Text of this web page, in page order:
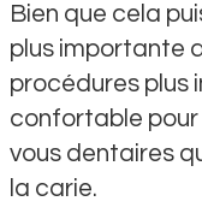
Bien que cela
plus importante
procédures plus
confortable
vous dentaires
la carie.